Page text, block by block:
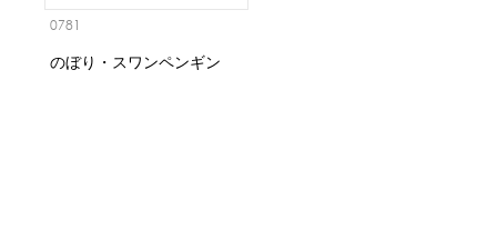
0781
のぼり・スワンペンギン